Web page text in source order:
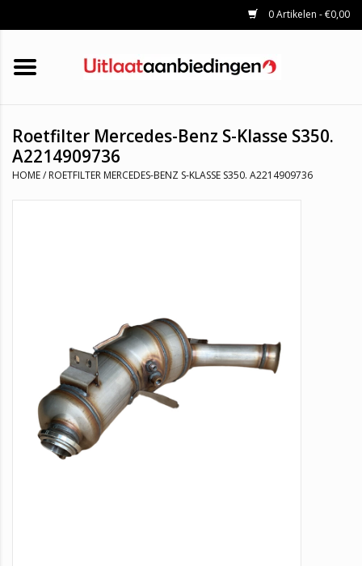
0 Artikelen - €0,00
HOME
KATALYSATOREN
UNIVERSELE UITLAATDELEN
MERKEN
Roetfilter Mercedes-Benz S-Klasse S350.
A2214909736
HOME/ ROETFILTER MERCEDES-BENZ S-KLASSE S350. A2214909736